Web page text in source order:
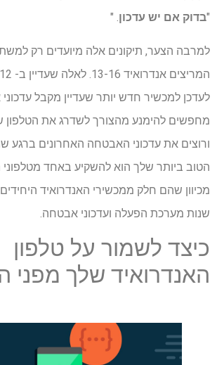
"בדוק אם יש עדכון. "
למרבה הצער, תיקונים אלה מיועדים רק
לעדכן למכשיר חדש יותר שעדיין מקבל
מחפשים להימנע מהצורך לשדרג את
ורוצים את עדכוני האבטחה האחרונים ברגע
הטוב ביותר שלך הוא להשקיע באחד מטלפוני
מכיוון שהם חלק ממכשירי האנדרואיד
שנות מערכת הפעלה ועדכוני אבטחה.
כיצד לשמור על טלפון
האנדרואיד שלך מפני